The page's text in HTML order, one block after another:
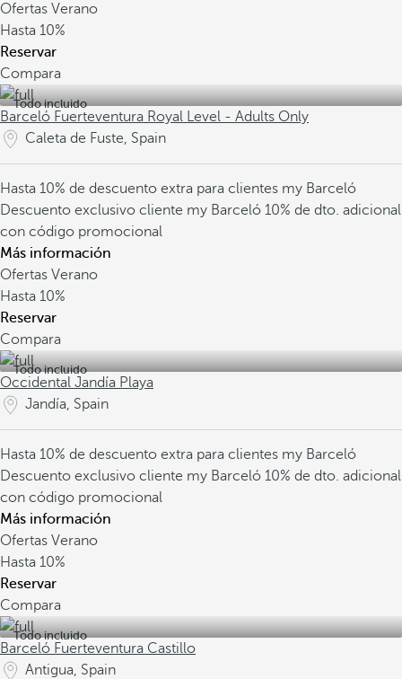
Ofertas Verano
Hasta 10%
Reservar
Compara
Todo incluido
Barceló Fuerteventura Royal Level - Adults Only
Caleta de Fuste, Spain
Hasta 10% de descuento extra para clientes my Barceló
Descuento exclusivo cliente my Barceló 10% de dto. adicional
con código promocional
Más información
Ofertas Verano
Hasta 10%
Reservar
Compara
Todo incluido
Occidental Jandía Playa
Jandía, Spain
Hasta 10% de descuento extra para clientes my Barceló
Descuento exclusivo cliente my Barceló 10% de dto. adicional
con código promocional
Más información
Ofertas Verano
Hasta 10%
Reservar
Compara
Todo incluido
Barceló Fuerteventura Castillo
Antigua, Spain